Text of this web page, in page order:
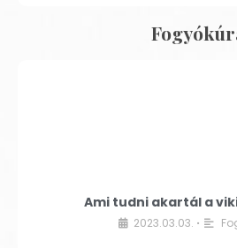
Ami tudni akartál a
2023.03.03. •